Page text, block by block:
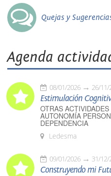
Quejas y
Agenda
08/01/2026 26/11/
Estimulación
OTRAS
AUTONOMÍA
DEPENDENCIA
Ledesma
09/01/2026 31/12/
Construyendo mi